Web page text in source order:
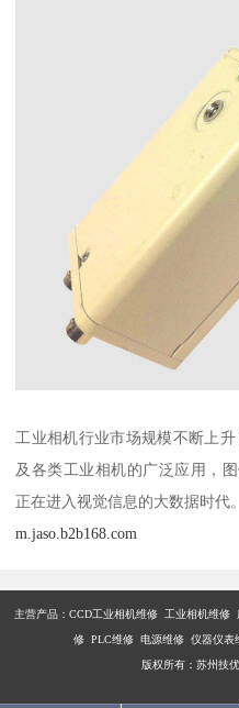
工业相机行业市场规模不断上
及各类工业相机的广泛应用，
正在进入视觉信息的大数据时代。
m.jaso.b2b168.com
主营产品： CCD工业相机维修 工业相机维修
修 PLC维修 电源维修 仪器仪表
版权所有：苏州技